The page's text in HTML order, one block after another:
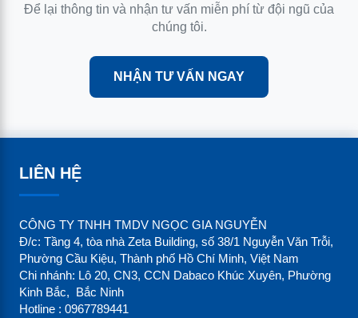
Bảo quảntrongbao bì kín, nơi mát, khô, tránh
Mua dung môi BCS ở đâu?
Nếu bạn có nhu cầu mua hóa chất uy tín, chất lượng
giá rẻ có thể liên hệ cửa Công ty TNHH TMDV Ngọc
Gia Nguyễn. Một trong những địa chỉ hóa chất uy tín
tại Việt Nam
CÔNG TY TNHH TMDV NGỌC GIA NGUYỄN
Đ/c: Tầng 4, tòa nhà Zeta Building, số 38/1
Nguyễn Văn Trỗi, P.Cầu Kiệu, Tp Hồ Chí Minh
Để lại thông tin và nhận tư vấn miễn phí từ đội ngũ của
chúng tôi.
NHẬN TƯ VẤN NGAY
LIÊN HỆ
CÔNG TY TNHH TMDV NGỌC GIA NGUYỄN
Đ/c: Tầng 4, tòa nhà Zeta Building, số 38/1 Nguyễn Văn Trỗi,
Phường Cầu Kiệu, Thành phố Hồ Chí Minh, Việt Nam
Chi nhánh: Lô 20, CN3, CCN Dabaco Khúc Xuyên, Phường
Kinh Bắc, Bắc Ninh
Hotline : 0967789441